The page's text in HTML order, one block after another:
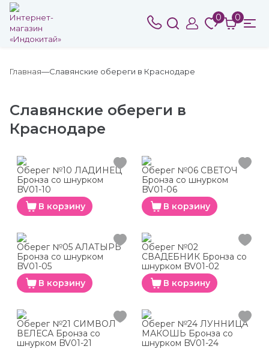
0 0
Главная Славянские обереги в Краснодаре
Славянские обереги в
Краснодаре
Оберег №10 ЛАДИНЕЦ
Бронза со шнурком
BV01-10
В корзину
Оберег №06 СВЕТОЧ
Бронза со шнурком
BV01-06
В корзину
Оберег №05 АЛАТЫРЬ
Бронза со шнурком
BV01-05
В корзину
Оберег №02
СВАДЕБНИК Бронза со
шнурком BV01-02
В корзину
Оберег №21 СИМВОЛ
ВЕЛЕСА Бронза со
шнурком BV01-21
Оберег №24 ЛУННИЦА
МАКОШЬ Бронза со
шнурком BV01-24